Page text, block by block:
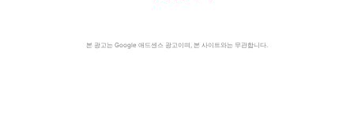
본 광고는 Google 애드센스 광고이며, 본 사이트와는 무관합니다.